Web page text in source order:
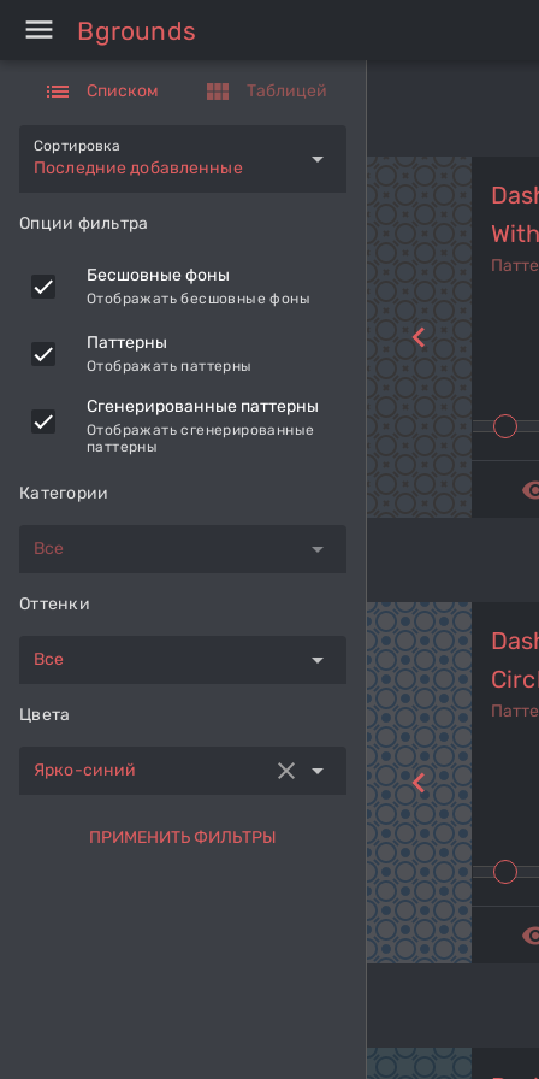
menu Bgrounds
list Списком view_module Таблицей
Последние добавленные
Сортировка arrow_drop_down
Опции фильтра
Бесшовные фоны
Отображать бесшовные фоны
Паттерны
Отображать паттерны
Сгенерированные паттерны
Отображать сгенерированные
паттерны
Категории
Все arrow_drop_down
Оттенки
Все arrow_drop_down
Цвета
Ярко-синий clear arrow_drop_down
ПРИМЕНИТЬ ФИЛЬТРЫ
navigate_before
navigate_before